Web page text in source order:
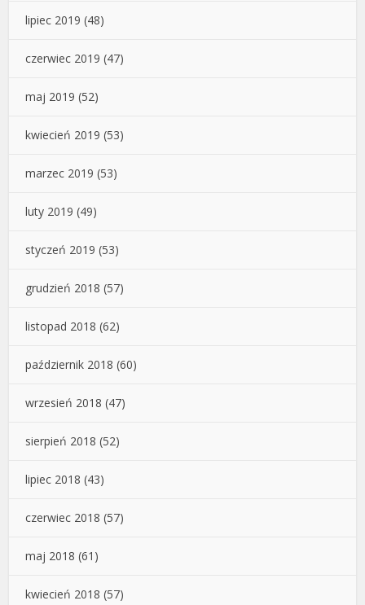
lipiec 2019 (48)
czerwiec 2019 (47)
maj 2019 (52)
kwiecień 2019 (53)
marzec 2019 (53)
luty 2019 (49)
styczeń 2019 (53)
grudzień 2018 (57)
listopad 2018 (62)
październik 2018 (60)
wrzesień 2018 (47)
sierpień 2018 (52)
lipiec 2018 (43)
czerwiec 2018 (57)
maj 2018 (61)
kwiecień 2018 (57)